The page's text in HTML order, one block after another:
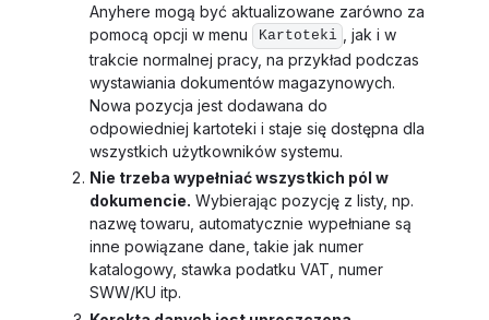
Anyhere mogą być aktualizowane zarówno za
pomocą opcji w menu
Kartoteki
, jak i w
trakcie normalnej pracy, na przykład podczas
wystawiania dokumentów magazynowych.
Nowa pozycja jest dodawana do
odpowiedniej kartoteki i staje się dostępna dla
wszystkich użytkowników systemu.
Nie trzeba wypełniać wszystkich pól w
dokumencie. Wybierając pozycję z listy, np.
nazwę towaru, automatycznie wypełniane są
inne powiązane dane, takie jak numer
katalogowy, stawka podatku VAT, numer
SWW/KU itp.